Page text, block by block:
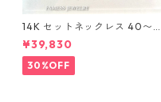
14K セットネックレス 40〜4
5cm 1mm
¥39,830
30%OFF